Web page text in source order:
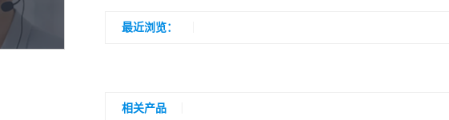
最近浏览：
相关产品